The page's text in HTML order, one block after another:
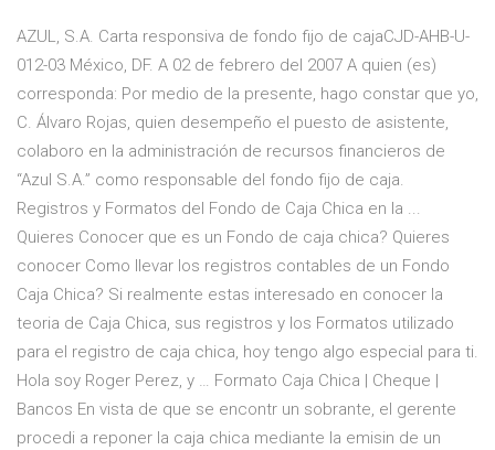
AZUL, S.A. Carta responsiva de fondo fijo de cajaCJD-AHB-U-
012-03 México, DF. A 02 de febrero del 2007 A quien (es)
corresponda: Por medio de la presente, hago constar que yo,
C. Álvaro Rojas, quien desempeño el puesto de asistente,
colaboro en la administración de recursos financieros de
“Azul S.A.” como responsable del fondo fijo de caja.
Registros y Formatos del Fondo de Caja Chica en la ...
Quieres Conocer que es un Fondo de caja chica? Quieres
conocer Como llevar los registros contables de un Fondo
Caja Chica? Si realmente estas interesado en conocer la
teoria de Caja Chica, sus registros y los Formatos utilizado
para el registro de caja chica, hoy tengo algo especial para ti.
Hola soy Roger Perez, y … Formato Caja Chica | Cheque |
Bancos En vista de que se encontr un sobrante, el gerente
procedi a reponer la caja chica mediante la emisin de un